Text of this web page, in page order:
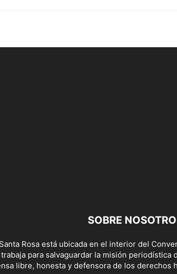
SOBRE
Rosa está ubicada en el interior del
para salvaguardar la misión periodística
libre, honesta y defensora de los derechos